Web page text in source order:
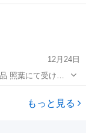
12月24日
もっと見る